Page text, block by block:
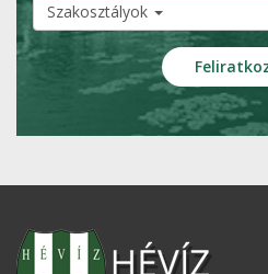
Szakosztályok